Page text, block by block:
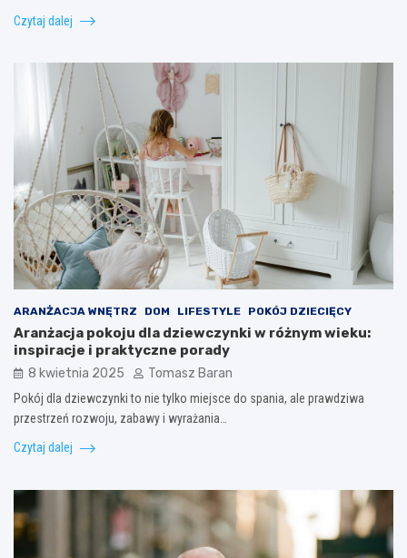
Czytaj dalej
ARANŻACJA WNĘTRZ DOM LIFESTYLE POKÓJ DZIECIĘCY
Aranżacja pokoju dla dziewczynki w różnym wieku:
inspiracje i praktyczne porady
8 kwietnia 2025 Tomasz Baran
Pokój dla dziewczynki to nie tylko miejsce do spania, ale prawdziwa
przestrzeń rozwoju, zabawy i wyrażania…
Czytaj dalej